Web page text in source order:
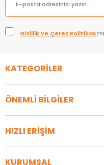
Gizlilik ve Çerez Politikası
KATEGORİLER
ÖNEMLİ BİLGİLER
HIZLI ERİŞİM
KURUMSAL